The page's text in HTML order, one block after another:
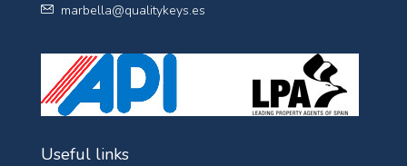
marbella@qualitykeys.es
Useful links